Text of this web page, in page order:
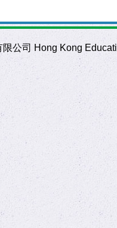
公司 Hong Kong